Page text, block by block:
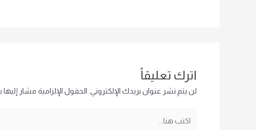
اترك تعليقاً
لن يتم نشر عنوان بريدك الإلكتروني. الحقول الإلزامية مشار إليها بـ
هنا...